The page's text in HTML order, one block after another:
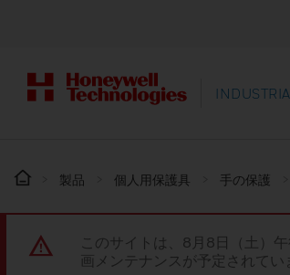
製品 個人用保護具 手の保護
このサイトは、8月8日（土）
画メンテナンスが予定されて